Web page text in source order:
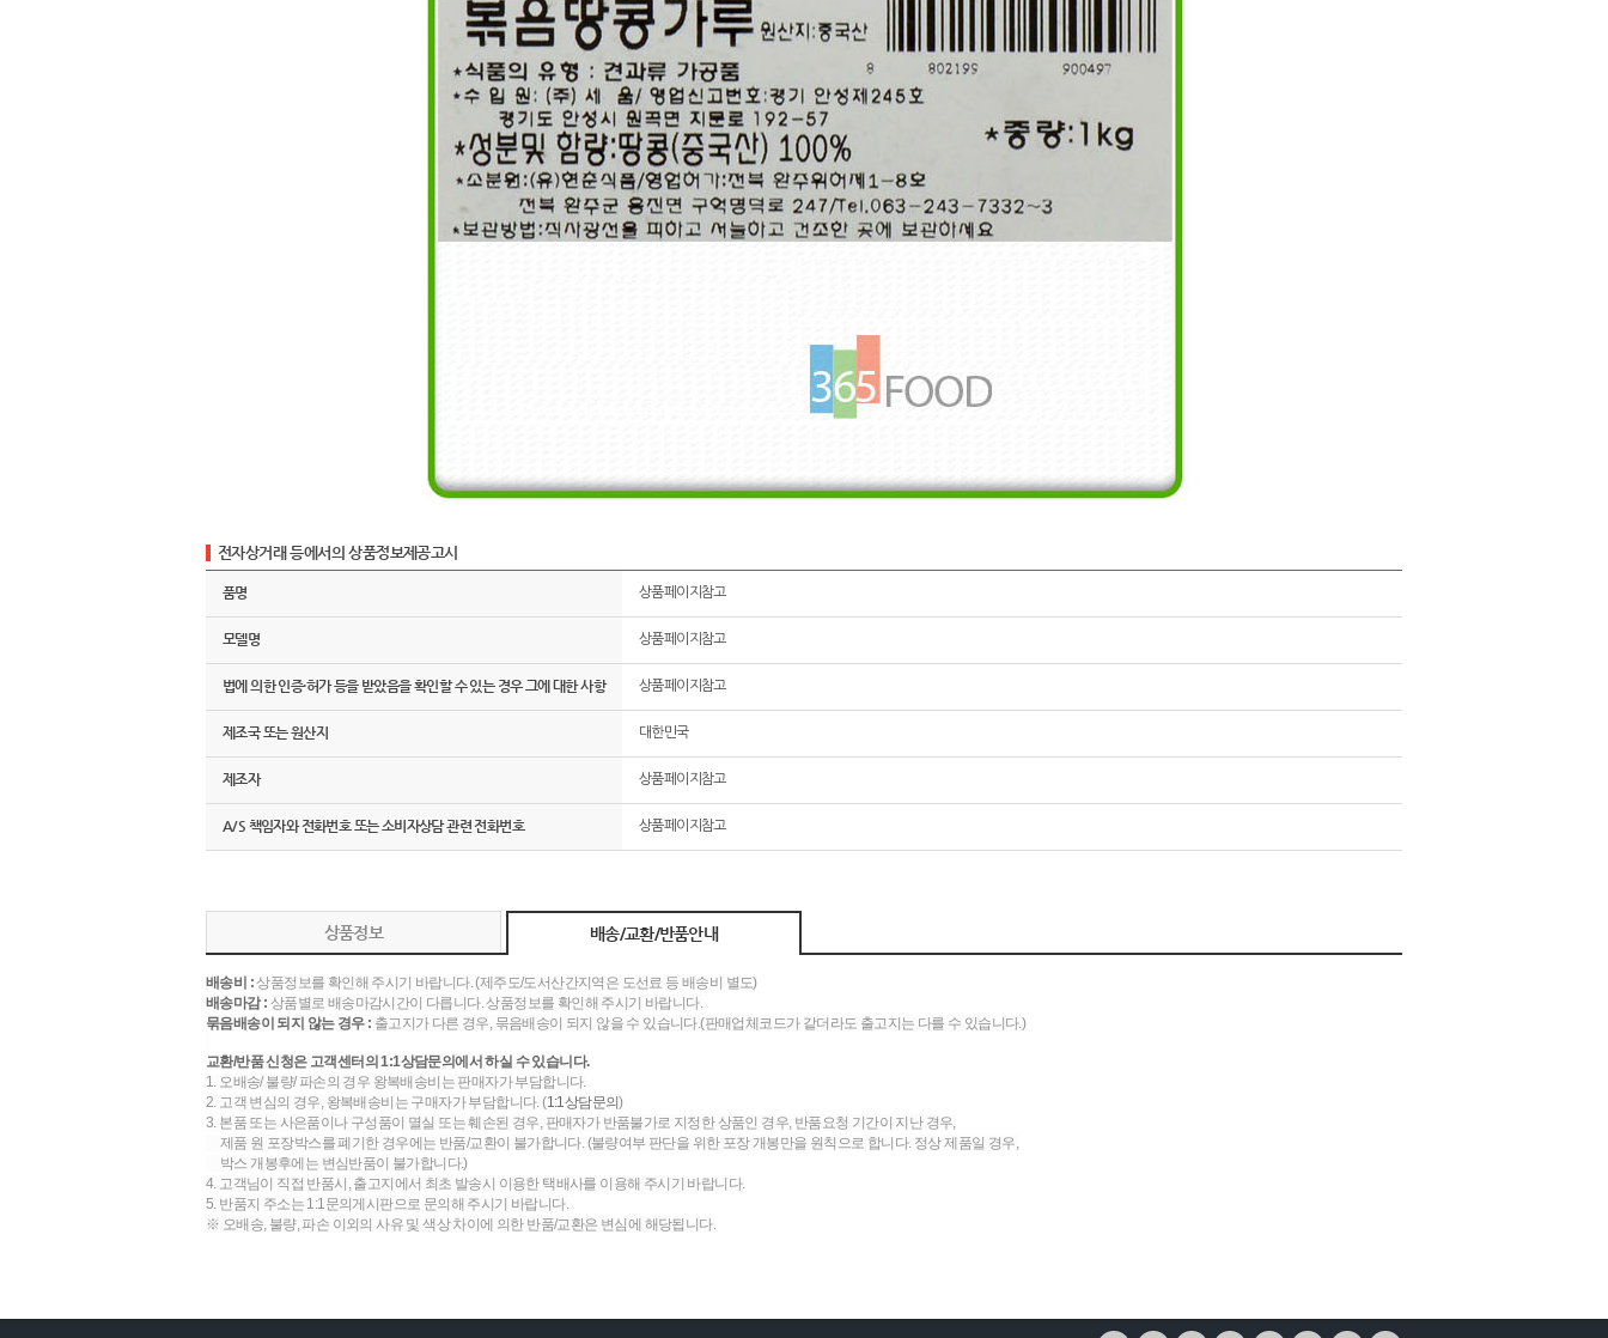
전자상거래 등에서의 상품정보제공고시
품명 상품페이지참고
모델명 상품페이지참고
법에 의한 인증·허가 등을 받았음을 확인할 수 있는 경우 그에 대한 사항 상품페이지참고
제조국 또는 원산지 대한민국
제조자 상품페이지참고
A/S 책임자와 전화번호 또는 소비자상담 관련 전화번호 상품페이지참고
상품정보 배송/교환/반품안내
배송비 :상품정보를 확인해 주시기 바랍니다. (제주도/도서산간지역은 도선료 등 배송비 별도)
배송마감 : 상품별로 배송마감시간이 다릅니다. 상품정보를 확인해 주시기 바랍니다.
묶음배송이 되지 않는 경우 : 출고지가 다른 경우, 묶음배송이 되지 않을 수 있습니다.(판매업체코드가 같더라도 출고지는 다를 수 있습니다.)
교환/반품 신청은 고객센터의 1:1상담문의에서 하실 수 있습니다.
1. 오배송/ 불량/ 파손의 경우 왕복배송비는 판매자가 부담합니다.
2. 고객 변심의 경우, 왕복배송비는 구매자가 부담합니다. (1:1상담문의)
3. 본품 또는 사은품이나 구성품이 멸실 또는 훼손된 경우, 판매자가 반품불가로 지정한 상품인 경우, 반품요청 기간이 지난 경우,
제품 원 포장박스를 폐기한 경우에는 반품/교환이 불가합니다. (불량여부 판단을 위한 포장 개봉만을 원칙으로 합니다. 정상 제품일 경우,
박스 개봉후에는 변심반품이 불가합니다.)
4. 고객님이 직접 반품시, 출고지에서 최초 발송시 이용한 택배사를 이용해 주시기 바랍니다.
5. 반품지 주소는 1:1문의게시판으로 문의해 주시기 바랍니다.
※ 오배송, 불량, 파손 이외의 사유 및 색상 차이에 의한 반품/교환은 변심에 해당됩니다.